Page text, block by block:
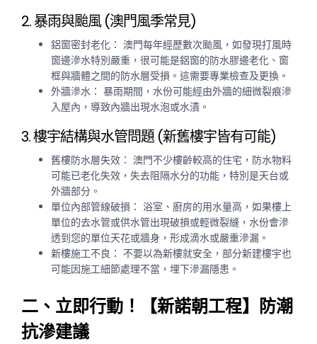
2. 暴雨與颱風 (澳門風季常見)
鋁窗密封老化： 澳門每年經歷數次颱風，如發現打風時
窗邊滲水特別嚴重，很可能是鋁窗的防水膠邊老化、窗
框與牆體之間的防水層受損。這需要專業檢查及更換。
外牆滲水： 暴雨期間，水份可能經由外牆的細微裂痕滲
入屋內，導致內牆出現水泡或水漬。
3. 樓宇結構與水管問題 (新舊樓宇皆有可能)
舊樓防水層失效： 澳門不少樓齡較高的住宅，防水物料
可能已老化失效，失去阻隔水分的功能，特別是天台或
外牆部分。
單位內部管線破損： 浴室、廚房的用水量高，如果樓上
單位的去水管或供水管出現破損或輕微裂縫，水份會滲
透到您的單位天花或牆身，形成滴水或嚴重滲漏。
新樓施工不良： 不要以為新樓就安全，部分新建樓宇也
可能因施工細節處理不當，埋下滲漏隱患。
二、立即行動！【新諾朝工程】防潮
抗滲建議